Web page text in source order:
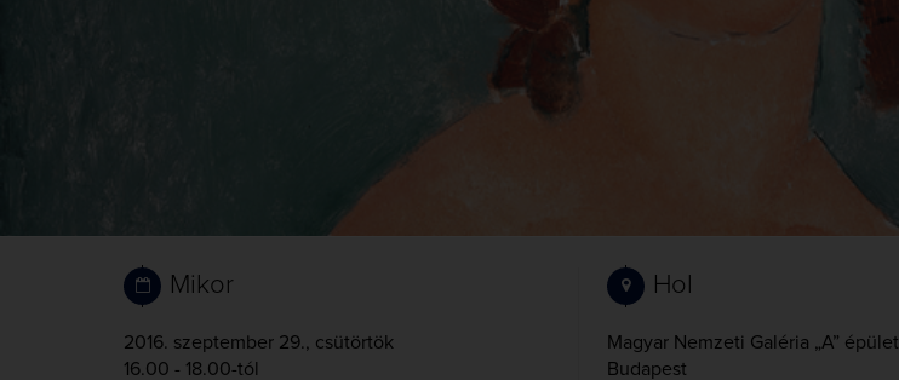
Mikor
2016. szeptember 29., csütörtök
16.00 - 18.00-tól
Hol
Magyar Nemzeti Galéria „A” épület,
Budapest